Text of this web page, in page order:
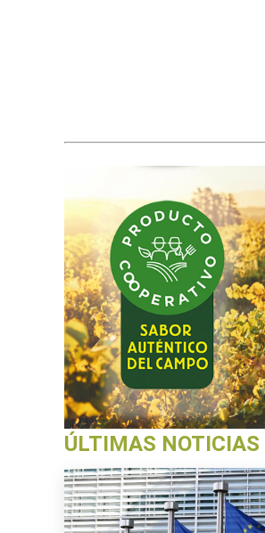
ÚLTIMAS NOTICIAS